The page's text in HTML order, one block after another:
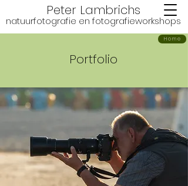
Peter Lambrichs
natuurfotografie en fotografieworkshops
Home
Portfolio